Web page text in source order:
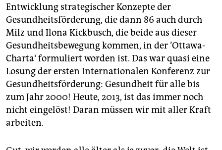
Entwicklung strategischer Konzepte der
Gesundheitsförderung, die dann 86 auch durch
Milz und Ilona Kickbusch, die beide aus dieser
Gesundheitsbewegung kommen, in der ’Ottawa-
Charta‘ formuliert worden ist. Das war quasi eine
Losung der ersten Internationalen Konferenz zur
Gesundheitsförderung: Gesundheit für alle bis
zum Jahr 2000! Heute, 2013, ist das immer noch
nicht eingelöst! Daran müssen wir mit aller Kraft
arbeiten.